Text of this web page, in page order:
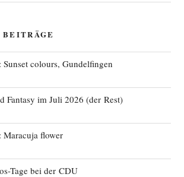
colours, Gundelfingen
Fantasy im Juli 2026 (der Rest)
Maracuja flower
Tage bei der CDU